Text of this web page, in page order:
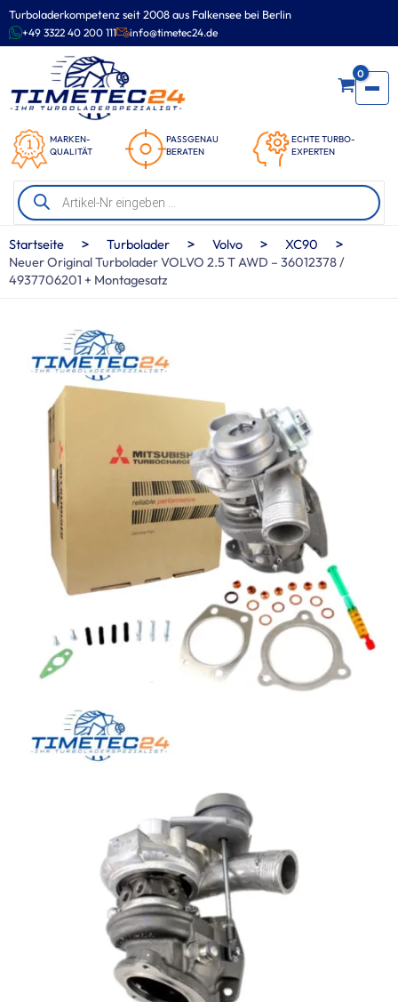
Turboladerkompetenz seit 2008 aus Falkensee bei Berlin
+49 3322 40 200 111 info@timetec24.de
MARKEN-
QUALITÄT
PASSGENAU
BERATEN
ECHTE TURBO-
EXPERTEN
0
Products
search
Zum
Inhalt
springen
Startseite > Turbolader > Volvo > XC90 >
Neuer Original Turbolader VOLVO 2.5 T AWD – 36012378 /
4937706201 + Montagesatz